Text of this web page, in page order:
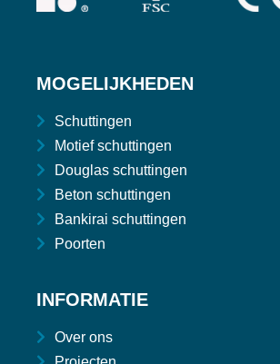
MOGELIJKHEDEN
Schuttingen
Motief schuttingen
Douglas schuttingen
Beton schuttingen
Bankirai schuttingen
Poorten
INFORMATIE
Over ons